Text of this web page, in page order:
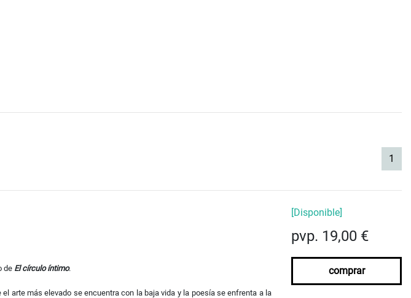
1
de El círculo íntimo.
arte más elevado se encuentra con la baja vida y la poesía se enfrenta a la
[Disponible]
pvp. 19,00 €
comprar